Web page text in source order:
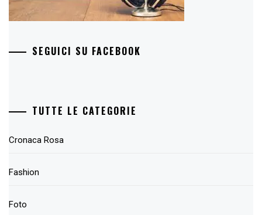
SEGUICI SU FACEBOOK
TUTTE LE CATEGORIE
Cronaca Rosa
Fashion
Foto